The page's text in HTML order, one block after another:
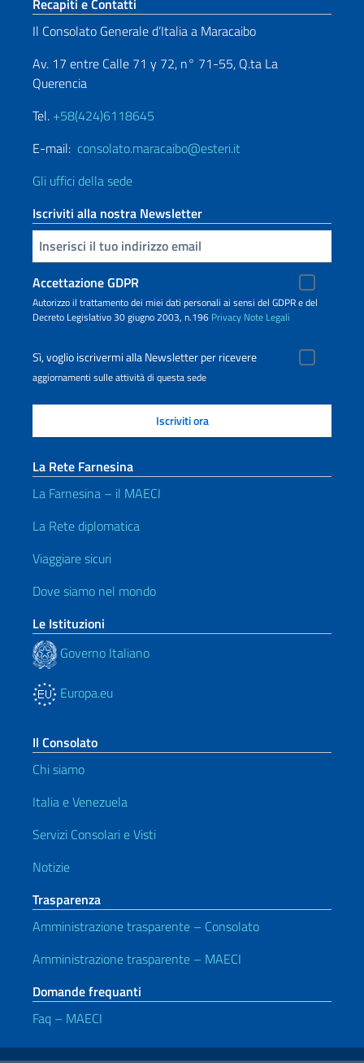
Il Consolato Generale d’Italia a Maracaibo
Av. 17 entre Calle 71 y 72, n° 71-55, Q.ta La
Querencia
Tel. +58(424)6118645
E-mail: consolato.maracaibo@esteri.it
Gli uffici della sede
Iscriviti alla nostra Newsletter
Inserisci la tua email
Accettazione GDPR
Autorizzo il trattamento dei miei dati personali ai sensi del GDPR e del
Decreto Legislativo 30 giugno 2003, n.196 Privacy Note Legali
Sì, voglio iscrivermi alla Newsletter per ricevere
aggiornamenti sulle attività di questa sede
La Rete Farnesina
La Farnesina – il MAECI
La Rete diplomatica
Viaggiare sicuri
Dove siamo nel mondo
Le Istituzioni
Governo Italiano
Europa.eu
Il Consolato
Chi siamo
Italia e Venezuela
Servizi Consolari e Visti
Notizie
Trasparenza
Amministrazione trasparente – Consolato
Amministrazione trasparente – MAECI
Domande frequanti
Faq – MAECI